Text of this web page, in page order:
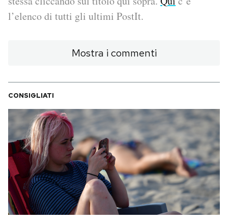
SHOP
CALENDARIO
AREA PERSONALE
Area Personale
Newsletter
Notifiche mobile
l’elenco di tutti gli ultimi PostIt.
Mostra i commenti
CONSIGLIATI